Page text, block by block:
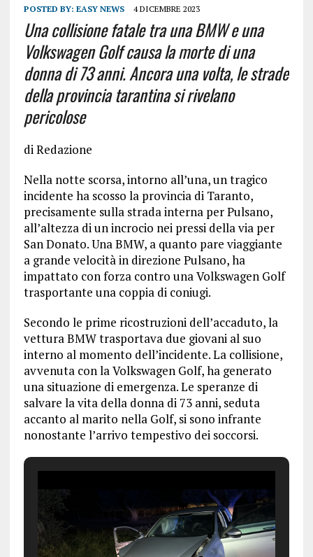
POSTED BY: EASY NEWS 4 DICEMBRE 2023
Una collisione fatale tra una BMW e una
Volkswagen Golf causa la morte di una
donna di 73 anni. Ancora una volta, le strade
della provincia tarantina si rivelano
pericolose
di Redazione
Nella notte scorsa, intorno all’una, un tragico
incidente ha scosso la provincia di Taranto,
precisamente sulla strada interna per Pulsano,
all’altezza di un incrocio nei pressi della via per
San Donato. Una BMW, a quanto pare viaggiante
a grande velocità in direzione Pulsano, ha
impattato con forza contro una Volkswagen Golf
trasportante una coppia di coniugi.
Secondo le prime ricostruzioni dell’accaduto, la
vettura BMW trasportava due giovani al suo
interno al momento dell’incidente. La collisione,
avvenuta con la Volkswagen Golf, ha generato
una situazione di emergenza. Le speranze di
salvare la vita della donna di 73 anni, seduta
accanto al marito nella Golf, si sono infrante
nonostante l’arrivo tempestivo dei soccorsi.